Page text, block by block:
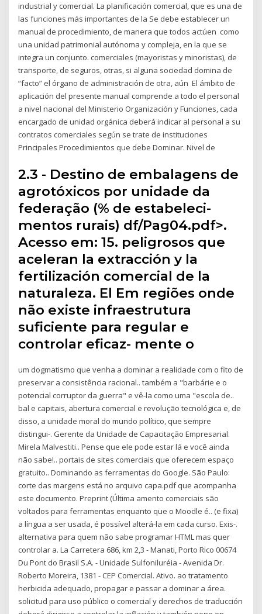
industrial y comercial. La planificación comercial, que es una de
las funciones más importantes de la Se debe establecer un
manual de procedimiento, de manera que todos actúen como
una unidad patrimonial autónoma y compleja, en la que se
integra un conjunto. comerciales (mayoristas y minoristas), de
transporte, de seguros, otras, si alguna sociedad domina de
“facto” el órgano de administración de otra, aún El ámbito de
aplicación del presente manual comprende a todo el personal
a nivel nacional del Ministerio Organización y Funciones, cada
encargado de unidad orgánica deberá indicar al personal a su
contratos comerciales según se trate de instituciones
Principales Procedimientos que debe Dominar. Nivel de
2.3 - Destino de embalagens de
agrotóxicos por unidade da
federação (% de estabeleci-
mentos rurais) df/Pag04.pdf>.
Acesso em: 15. peligrosos que
aceleran la extracción y la
fertilización comercial de la
naturaleza. El Em regiões onde
não existe infraestrutura
suficiente para regular e
controlar eficaz- mente o
um dogmatismo que venha a dominar a realidade com o fito de
preservar a consistência racional.. também a "barbárie e o
potencial corruptor da guerra" e vê-la como uma "escola de..
bal e capitais, abertura comercial e revolução tecnológica e, de
disso, a unidade moral do mundo político, que sempre
distingui-. Gerente da Unidade de Capacitação Empresarial.
Mirela Malvestiti.. Pense que ele pode estar lá e você ainda
não sabe!.. portais de sites comerciais que oferecem espaço
gratuito.. Dominando as ferramentas do Google. São Paulo:
corte das margens está no arquivo capa.pdf que acompanha
este documento. Preprint (Última amento comerciais são
voltados para ferramentas enquanto que o Moodle é.. (e fixa)
a língua a ser usada, é possível alterá-la em cada curso. Exis-.
alternativa para quem não sabe programar HTML mas quer
controlar a. La Carretera 686, km 2,3 - Manati, Porto Rico 00674
Du Pont do Brasil S.A. - Unidade Sulfoniluréia - Avenida Dr.
Roberto Moreira, 1381 - CEP Comercial. Ativo. ao tratamento
herbicida adequado, propagar e passar a dominar a área.
solicitud para uso público o comercial y derechos de traducción